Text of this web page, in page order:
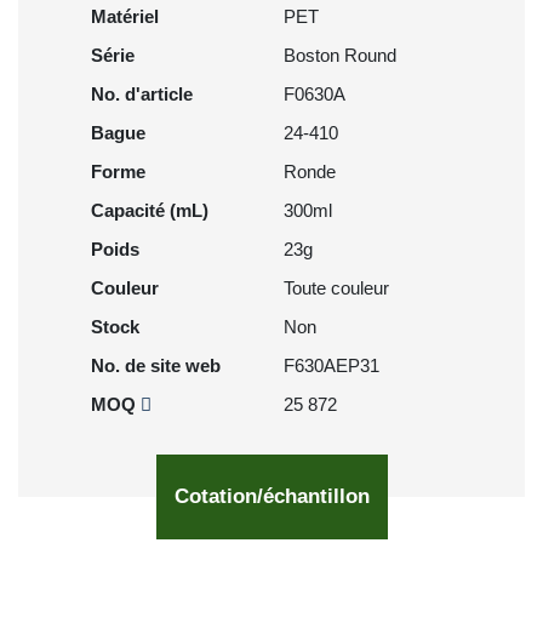
Matériel
PET
Série
Boston Round
No. d'article
F0630A
Bague
24-410
Forme
Ronde
Capacité (mL)
300ml
Poids
23g
Couleur
Toute couleur
Stock
Non
No. de site web
F630AEP31
MOQ
25 872
Cotation/échantillon